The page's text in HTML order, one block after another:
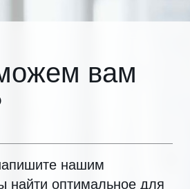
вам
нашим
найти оптимальное для